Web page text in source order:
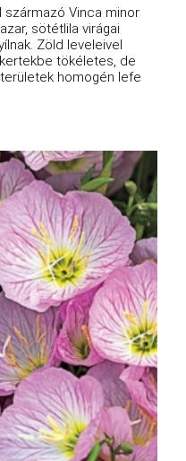
Vinca minor
sötétlila virágai
Zöld leveleivel
tökéletes, de
homogén lefe